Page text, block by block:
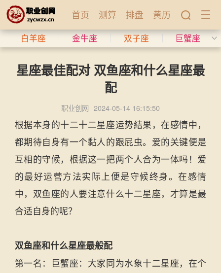
首页 测算 排盘 黄历
白羊座 金牛座 双子座 巨蟹座
星座最佳配对 双鱼座和什么星座最
配
职业创网 2024-05-14 16:15:50
根据本身的十二十二星座运势結果，在感情中，
都期待自身有一个黏人的跟屁虫。爱的关键便是
互相的守候，根据这一把两个人合为一体吗！爱
的最好运营方法实际上便是守候终身。在感情
中，双鱼座的人要注意什么十二星座，才算是最
合适自身的呢？
双鱼座和什么星座最般配
第一名：巨蟹座：大家同为水象十二星座，在个